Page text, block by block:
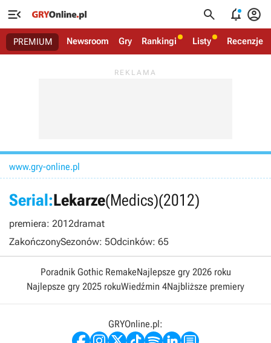
   
PREMIUM Newsroom Gry Rankingi Listy Recenzje
www.gry-online.pl
Serial:Lekarze(Medics)(2012)
premiera: 2012dramat
ZakończonySezonów: 5Odcinków: 65
Poradnik Gothic RemakeNajlepsze gry 2026 roku
Najlepsze gry 2025 rokuWiedźmin 4Najbliższe premiery
GRYOnline.pl: